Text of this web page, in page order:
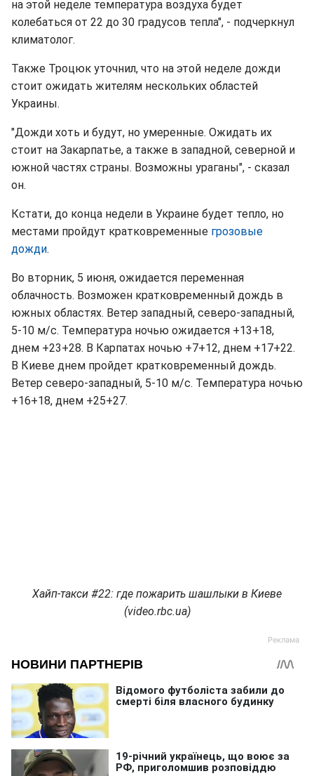
на этой неделе температура воздуха будет
колебаться от 22 до 30 градусов тепла", - подчеркнул
климатолог.
Также Троцюк уточнил, что на этой неделе дожди
стоит ожидать жителям нескольких областей
Украины.
"Дожди хоть и будут, но умеренные. Ожидать их
стоит на Закарпатье, а также в западной, северной и
южной частях страны. Возможны ураганы", - сказал
он.
Кстати, до конца недели в Украине будет тепло, но
местами пройдут кратковременные грозовые
дожди.
Во вторник, 5 июня, ожидается переменная
облачность. Возможен кратковременный дождь в
южных областях. Ветер западный, северо-западный,
5-10 м/с. Температура ночью ожидается +13+18,
днем +23+28. В Карпатах ночью +7+12, днем +17+22.
В Киеве днем пройдет кратковременный дождь.
Ветер северо-западный, 5-10 м/с. Температура ночью
+16+18, днем +25+27.
Хайп-такси #22: где пожарить шашлыки в Киеве
(video.rbc.ua)